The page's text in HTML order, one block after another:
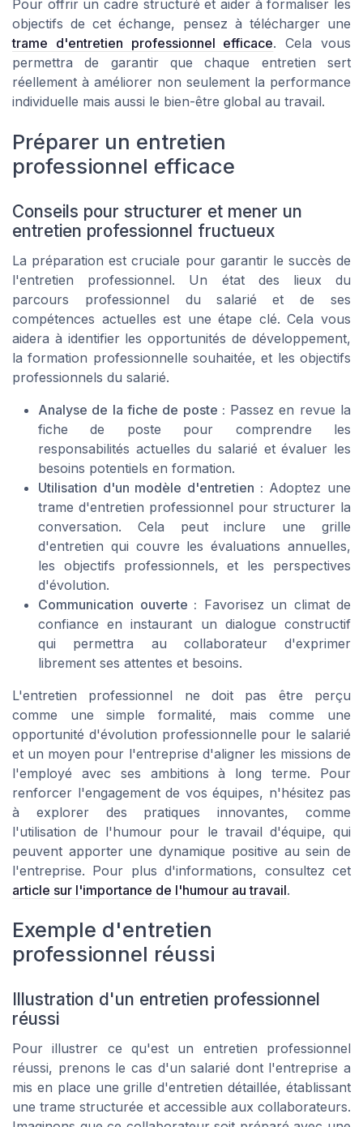
Pour offrir un cadre structuré et aider à formaliser les
objectifs de cet échange, pensez à télécharger une
trame d'entretien professionnel efficace. Cela vous
permettra de garantir que chaque entretien sert
réellement à améliorer non seulement la performance
individuelle mais aussi le bien-être global au travail.
Préparer un entretien
professionnel efficace
Conseils pour structurer et mener un
entretien professionnel fructueux
La préparation est cruciale pour garantir le succès de
l'entretien professionnel. Un état des lieux du
parcours professionnel du salarié et de ses
compétences actuelles est une étape clé. Cela vous
aidera à identifier les opportunités de développement,
la formation professionnelle souhaitée, et les objectifs
professionnels du salarié.
Analyse de la fiche de poste : Passez en revue la
fiche de poste pour comprendre les
responsabilités actuelles du salarié et évaluer les
besoins potentiels en formation.
Utilisation d'un modèle d'entretien : Adoptez une
trame d'entretien professionnel pour structurer la
conversation. Cela peut inclure une grille
d'entretien qui couvre les évaluations annuelles,
les objectifs professionnels, et les perspectives
d'évolution.
Communication ouverte : Favorisez un climat de
confiance en instaurant un dialogue constructif
qui permettra au collaborateur d'exprimer
librement ses attentes et besoins.
L'entretien professionnel ne doit pas être perçu
comme une simple formalité, mais comme une
opportunité d'évolution professionnelle pour le salarié
et un moyen pour l'entreprise d'aligner les missions de
l'employé avec ses ambitions à long terme. Pour
renforcer l'engagement de vos équipes, n'hésitez pas
à explorer des pratiques innovantes, comme
l'utilisation de l'humour pour le travail d'équipe, qui
peuvent apporter une dynamique positive au sein de
l'entreprise. Pour plus d'informations, consultez cet
article sur l'importance de l'humour au travail.
Exemple d'entretien
professionnel réussi
Illustration d'un entretien professionnel
réussi
Pour illustrer ce qu'est un entretien professionnel
réussi, prenons le cas d'un salarié dont l'entreprise a
mis en place une grille d'entretien détaillée, établissant
une trame structurée et accessible aux collaborateurs.